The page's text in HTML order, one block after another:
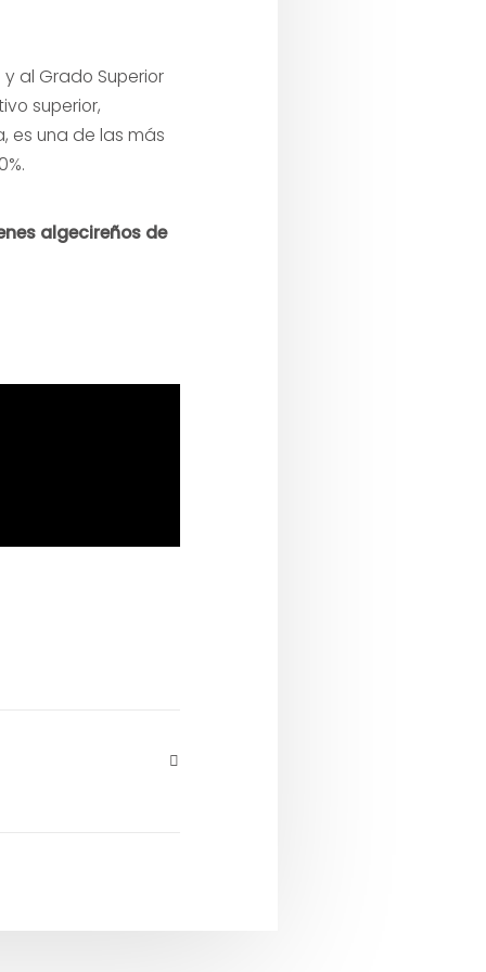
al Grado Superior
superior,
es una de las más
algecireños de